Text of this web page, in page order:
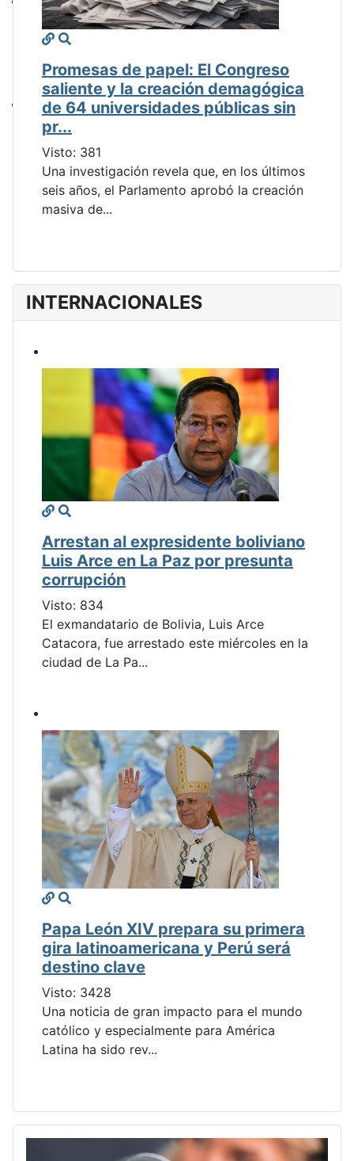
Promesas de papel: El Congreso
saliente y la creación demagógica
de 64 universidades públicas sin
pr...
Visto: 381
Una investigación revela que, en los últimos
seis años, el Parlamento aprobó la creación
masiva de...
INTERNACIONALES
Arrestan al expresidente boliviano
Luis Arce en La Paz por presunta
corrupción
Visto: 834
El exmandatario de Bolivia, Luis Arce
Catacora, fue arrestado este miércoles en la
ciudad de La Pa...
Papa León XIV prepara su primera
gira latinoamericana y Perú será
destino clave
Visto: 3428
Una noticia de gran impacto para el mundo
católico y especialmente para América
Latina ha sido rev...